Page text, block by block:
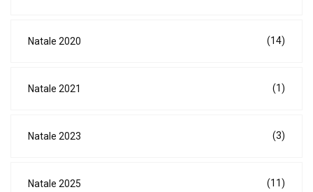
Natale 2020 (14)
Natale 2021 (1)
Natale 2023 (3)
Natale 2025 (11)